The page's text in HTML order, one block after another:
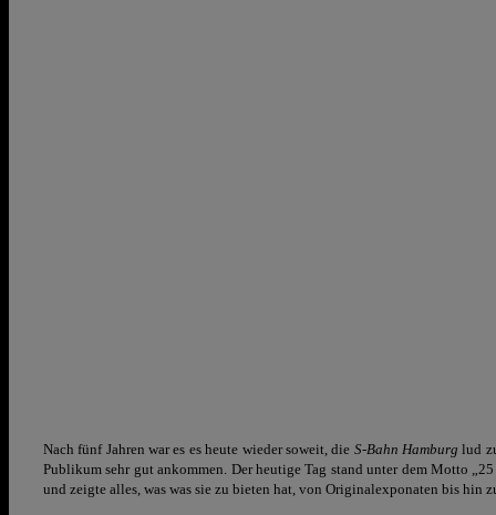
Nach fünf Jahren war es es heute wieder soweit, die S-Bahn Hamburg lud
Publikum sehr gut ankommen. Der heutige Tag stand unter dem Motto
und zeigte alles, was was sie zu bieten hat, von Originalexponaten bis hin